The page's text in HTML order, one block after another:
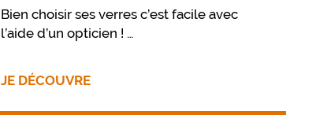
Bien choisir ses verres c’est facile avec
l’aide d’un opticien !
options disponibles pour vos verres
optiques ou solaires.
JE DÉCOUVRE